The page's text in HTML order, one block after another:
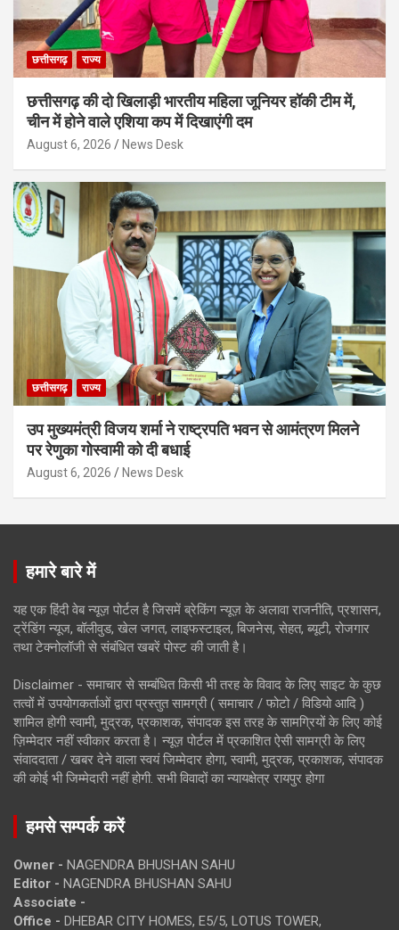
छत्तीसगढ़ राज्य
छत्तीसगढ़ की दो खिलाड़ी भारतीय महिला जूनियर हॉकी टीम में,
चीन में होने वाले एशिया कप में दिखाएंगी दम
August 6, 2026 News Desk
छत्तीसगढ़ राज्य
उप मुख्यमंत्री विजय शर्मा ने राष्ट्रपति भवन से आमंत्रण मिलने
पर रेणुका गोस्वामी को दी बधाई
August 6, 2026 News Desk
हमारे बारे में
यह एक हिंदी वेब न्यूज़ पोर्टल है जिसमें ब्रेकिंग न्यूज़ के अलावा राजनीति, प्रशासन,
ट्रेंडिंग न्यूज, बॉलीवुड, खेल जगत, लाइफस्टाइल, बिजनेस, सेहत, ब्यूटी, रोजगार
तथा टेक्नोलॉजी से संबंधित खबरें पोस्ट की जाती है।
Disclaimer - समाचार से सम्बंधित किसी भी तरह के विवाद के लिए साइट के कुछ
तत्वों में उपयोगकर्ताओं द्वारा प्रस्तुत सामग्री ( समाचार / फोटो / विडियो आदि )
शामिल होगी स्वामी, मुद्रक, प्रकाशक, संपादक इस तरह के सामग्रियों के लिए कोई
ज़िम्मेदार नहीं स्वीकार करता है। न्यूज़ पोर्टल में प्रकाशित ऐसी सामग्री के लिए
संवाददाता / खबर देने वाला स्वयं जिम्मेदार होगा, स्वामी, मुद्रक, प्रकाशक, संपादक
की कोई भी जिम्मेदारी नहीं होगी. सभी विवादों का न्यायक्षेत्र रायपुर होगा
हमसे सम्पर्क करें
Owner - NAGENDRA BHUSHAN SAHU
Editor - NAGENDRA BHUSHAN SAHU
Associate -
Office - DHEBAR CITY HOMES, E5/5, LOTUS TOWER,